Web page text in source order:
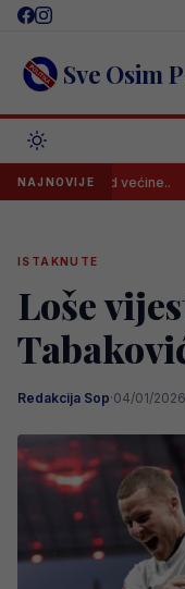
Skip
content Sve Osim
NAJNOVIJE
od većine..
ISTAKNUTE
Loše
Redakcija Sop·04/01/2026